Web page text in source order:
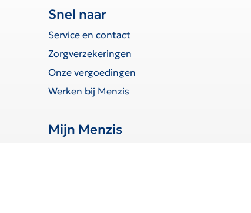
Snel naar
Service en contact
Zorgverzekeringen
Onze vergoedingen
Werken bij Menzis
Mijn Menzis